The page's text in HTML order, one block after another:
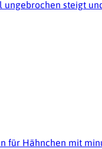
steigt
für Hähnchen mit